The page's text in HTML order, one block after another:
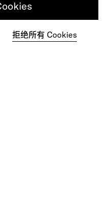
拒绝所有 Cookies